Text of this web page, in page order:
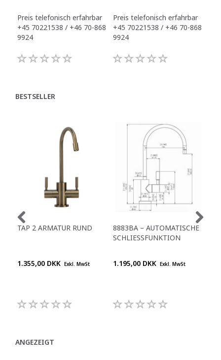
Preis telefonisch erfahrbar
+45 70221538 / +46 70-868
9924
Preis telefonisch erfahrbar
+45 70221538 / +46 70-868
9924
BESTSELLER
TAP 2 ARMATUR RUND
1.355,00 DKK Exkl. MwSt
8883BA – AUTOMATISCHE
SCHLIESSFUNKTION
1.195,00 DKK Exkl. MwSt
ANGEZEIGT